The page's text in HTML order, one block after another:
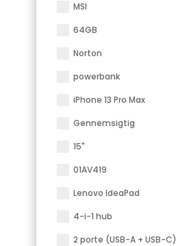
MSI
64GB
Norton
powerbank
iPhone 13 Pro Max
Gennemsigtig
15"
01AV419
Lenovo IdeaPad
4-i-1 hub
2 porte (USB-A + USB-C)